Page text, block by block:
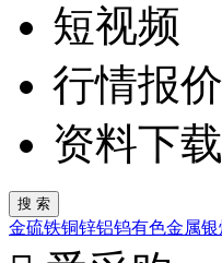
短视频
行情报价
资料下载
金硫铁铜锌铝钨有色金属银